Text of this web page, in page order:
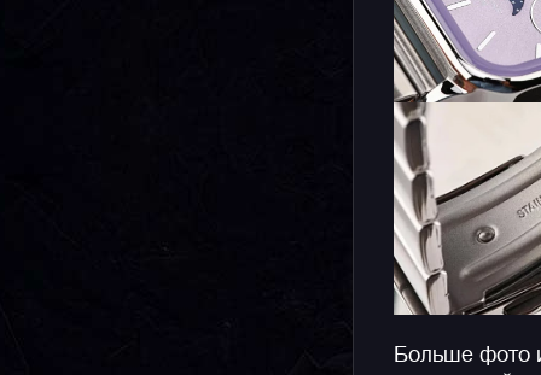
Больше фото